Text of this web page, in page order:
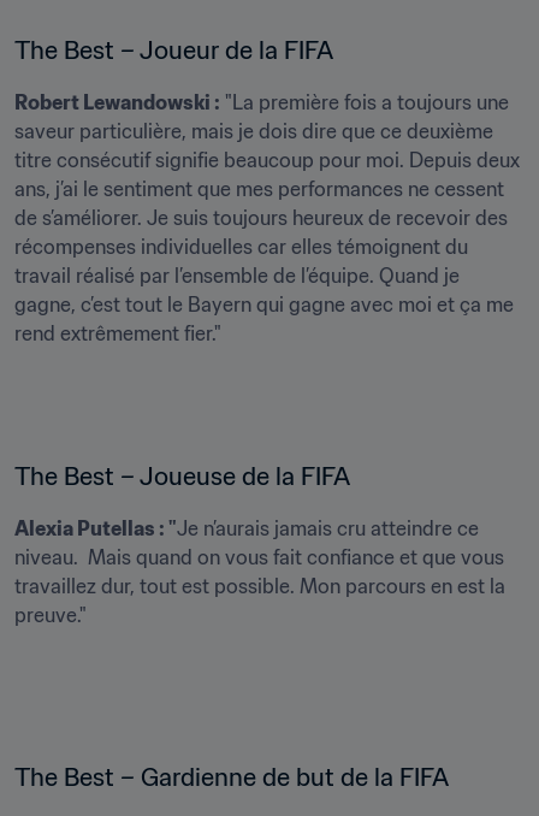
The Best – Joueur de la FIFA
Robert Lewandowski : "La première fois a toujours une
saveur particulière, mais je dois dire que ce deuxième
titre consécutif signifie beaucoup pour moi. Depuis deux
ans, j’ai le sentiment que mes performances ne cessent
de s’améliorer. Je suis toujours heureux de recevoir des
récompenses individuelles car elles témoignent du
travail réalisé par l’ensemble de l’équipe. Quand je
gagne, c’est tout le Bayern qui gagne avec moi et ça me
rend extrêmement fier."
The Best – Joueuse de la FIFA
Alexia Putellas : "Je n’aurais jamais cru atteindre ce
niveau.  Mais quand on vous fait confiance et que vous
travaillez dur, tout est possible. Mon parcours en est la
preuve."
The Best – Gardienne de but de la FIFA